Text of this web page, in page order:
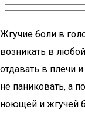
Жгучие боли в
возникать в
отдавать в плечи
не паниковать, а
ноющей и жгучей